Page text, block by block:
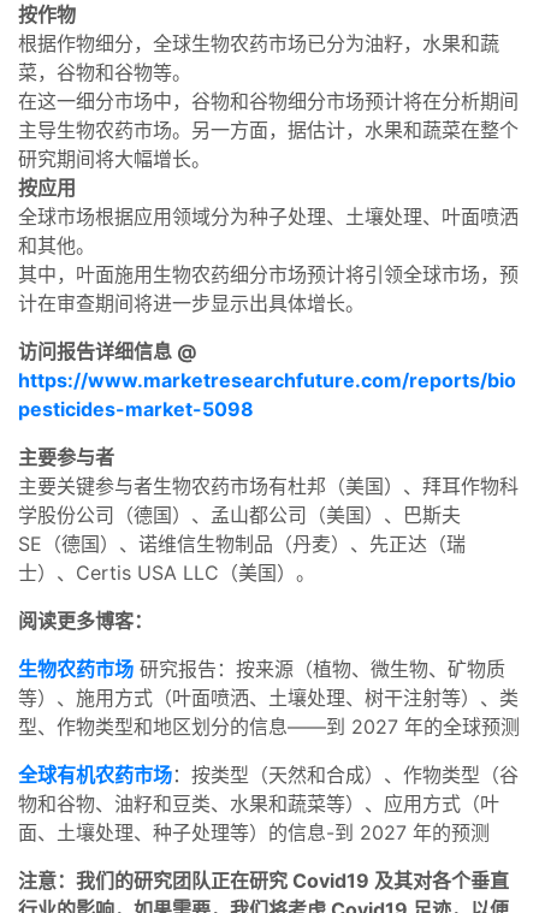
按作物
根据作物细分，全球生物农药市场已分为油籽，水果和蔬
菜，谷物和谷物等。
在这一细分市场中，谷物和谷物细分市场预计将在分析期间
主导生物农药市场。另一方面，据估计，水果和蔬菜在整个
研究期间将大幅增长。
按应用
全球市场根据应用领域分为种子处理、土壤处理、叶面喷洒
和其他。
其中，叶面施用生物农药细分市场预计将引领全球市场，预
计在审查期间将进一步显示出具体增长。
访问报告详细信息 @
https://www.marketresearchfuture.com/reports/bio
pesticides-market-5098
主要参与者
主要关键参与者生物农药市场有杜邦（美国）、拜耳作物科
学股份公司（德国）、孟山都公司（美国）、巴斯夫
SE（德国）、诺维信生物制品（丹麦）、先正达（瑞
士）、Certis USA LLC（美国）。
阅读更多博客：
生物农药市场 研究报告：按来源（植物、微生物、矿物质
等）、施用方式（叶面喷洒、土壤处理、树干注射等）、类
型、作物类型和地区划分的信息——到 2027 年的全球预测
全球有机农药市场：按类型（天然和合成）、作物类型（谷
物和谷物、油籽和豆类、水果和蔬菜等）、应用方式（叶
面、土壤处理、种子处理等）的信息-到 2027 年的预测
注意：我们的研究团队正在研究 Covid19 及其对各个垂直